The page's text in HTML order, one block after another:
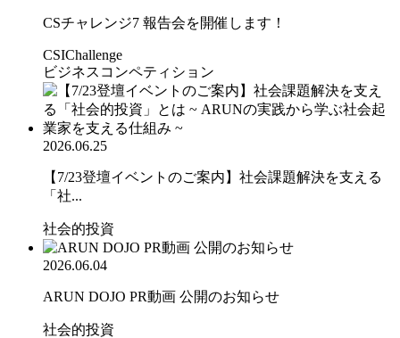
CSチャレンジ7 報告会を開催します！
CSIChallenge
ビジネスコンペティション
2026.06.25
【7/23登壇イベントのご案内】社会課題解決を支える
「社...
社会的投資
2026.06.04
ARUN DOJO PR動画 公開のお知らせ
社会的投資